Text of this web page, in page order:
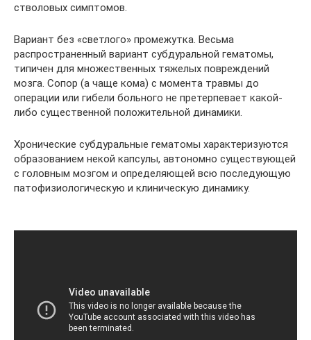
стволовых симптомов.
Вариант без «светлого» промежутка. Весьма
распространенный вариант субдуральной гематомы,
типичен для множественных тяжелых повреждений
мозга. Сопор (а чаще кома) с момента травмы до
операции или гибели больного не претерпевает какой-
либо существенной положительной динамики.
Хронические субдуральные гематомы характеризуются
образованием некой капсулы, автономно существующей
с головным мозгом и определяющей всю последующую
патофизиологическую и клиническую динамику.